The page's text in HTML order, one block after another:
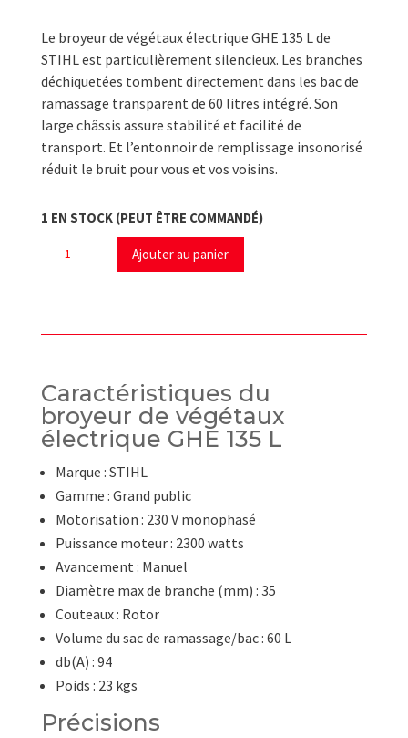
Le broyeur de végétaux électrique GHE 135 L de
STIHL est particulièrement silencieux. Les branches
déchiquetées tombent directement dans les bac de
ramassage transparent de 60 litres intégré. Son
large châssis assure stabilité et facilité de
transport. Et l’entonnoir de remplissage insonorisé
réduit le bruit pour vous et vos voisins.
1 EN STOCK (PEUT ÊTRE COMMANDÉ)
135
L
STIHL
Ajouter au panier
Caractéristiques du
broyeur de végétaux
électrique GHE 135 L
Marque : STIHL
Gamme : Grand public
Motorisation : 230 V monophasé
Puissance moteur : 2300 watts
Avancement : Manuel
Diamètre max de branche (mm) : 35
Couteaux : Rotor
Volume du sac de ramassage/bac : 60 L
db(A) : 94
Poids : 23 kgs
Précisions